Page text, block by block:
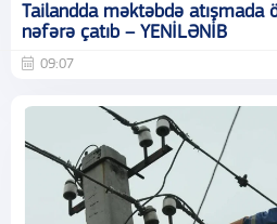
Tailandda məktəbdə atışmada
nəfərə çatıb – YENİLƏNİB
09:07